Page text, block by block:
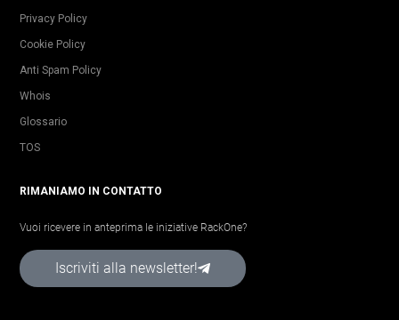
Privacy Policy
Cookie Policy
Anti Spam Policy
Whois
Glossario
TOS
RIMANIAMO IN CONTATTO
Vuoi ricevere in anteprima le iniziative RackOne?
Iscriviti alla newsletter!